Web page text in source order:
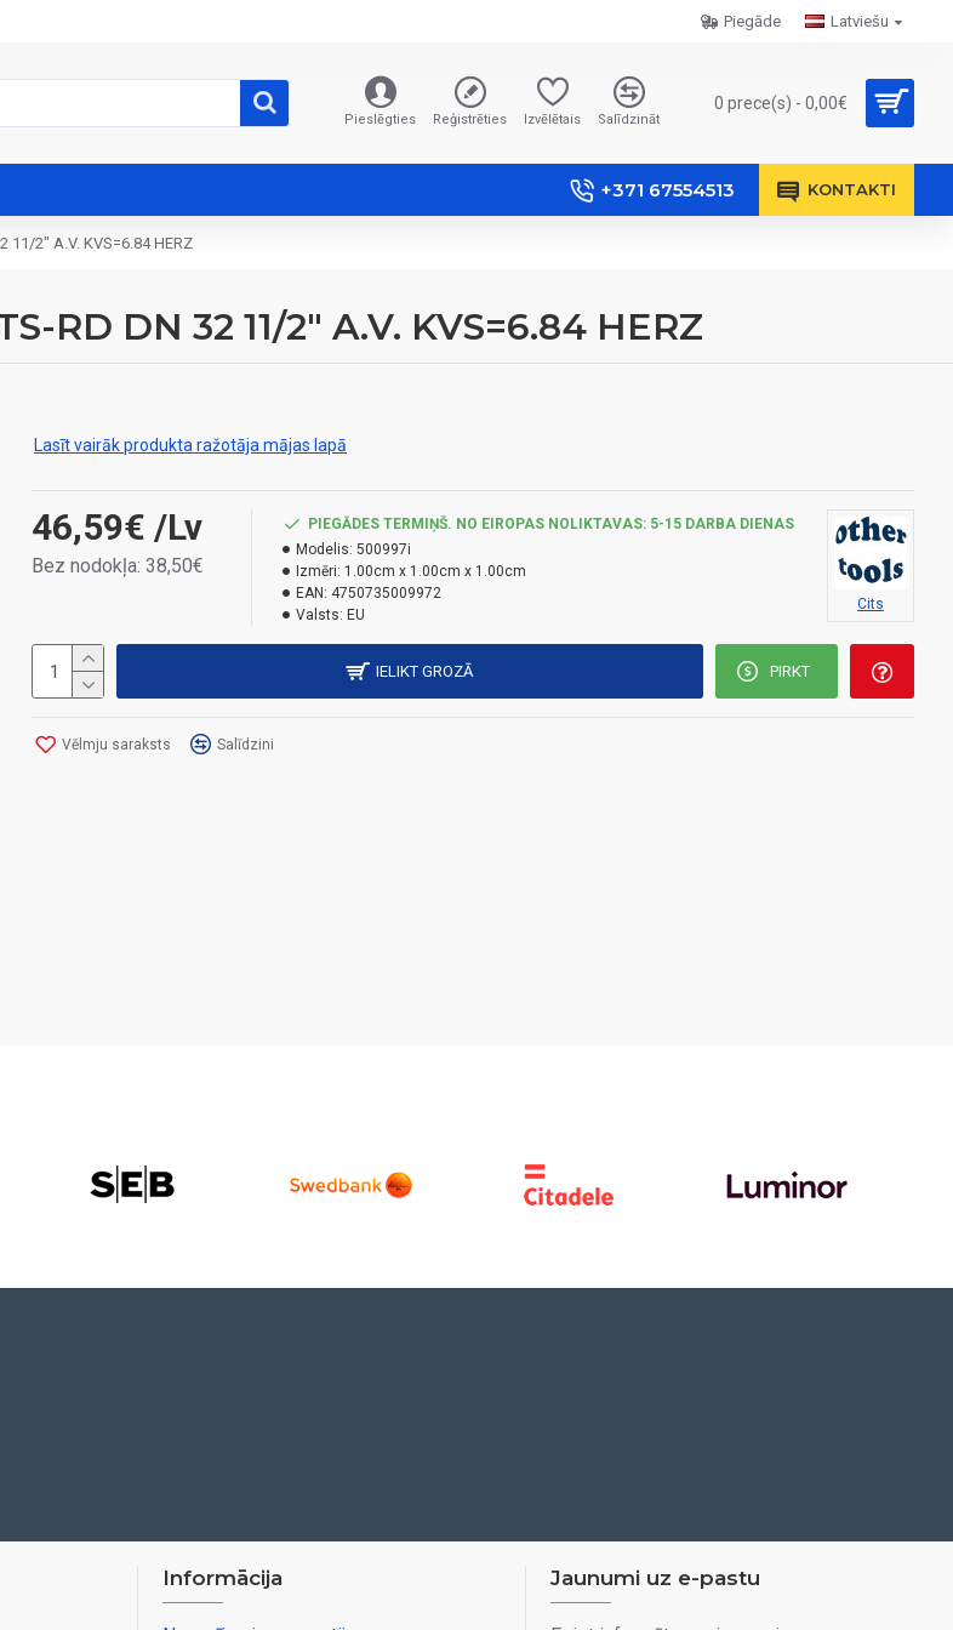
Latviešu
Piegāde
Pieslēgties Reģistrēties Izvēlētais Salīdzināt
0 prece(s) - 0,00€
+371 67554513 KONTAKTI
11/2" A.V. KVS=6.84 HERZ
RD DN 32 11/2" A.V. KVS=6.84 HERZ
Lasīt vairāk produkta ražotāja mājas lapā
46,59€ /Lv
Bez nodokļa: 38,50€
PIEGĀDES TERMIŅŠ. NO EIROPAS NOLIKTAVAS: 5-15 DARBA DIENAS
Modelis: 500997i
Izmēri: 1.00cm x 1.00cm x 1.00cm
EAN: 4750735009972
Valsts: EU
Cits
IELIKT GROZĀ PIRKT
Vēlmju saraksts Salīdzini
Informācija Jaunumi uz e-pastu